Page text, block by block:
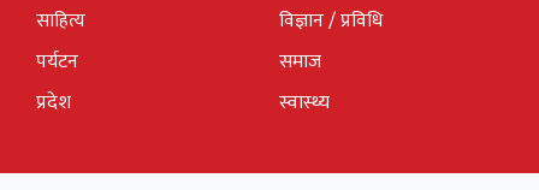
साहित्य
पर्यटन
प्रदेश
विज्ञान / प्रविधि
समाज
स्वास्थ्य